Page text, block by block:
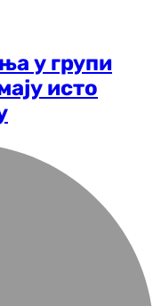
у групи
исто